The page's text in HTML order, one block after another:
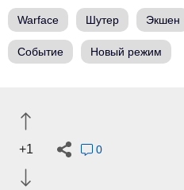
Warface Шутер Экшен
Событие Новый режим
+1 0